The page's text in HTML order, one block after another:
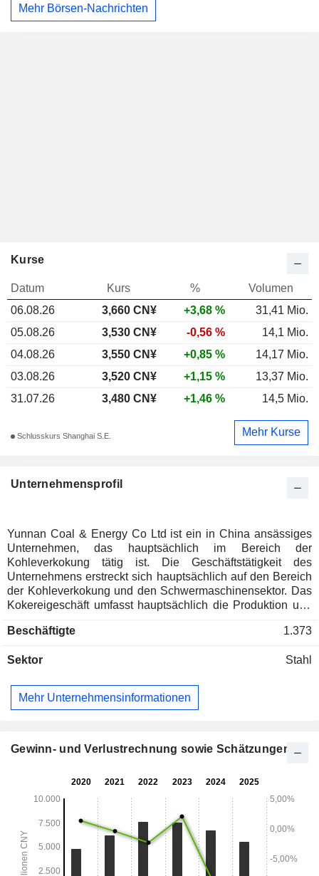
Mehr Börsen-Nachrichten
Unternehmensprofil
Yunnan Coal & Energy Co Ltd ist ein in China ansässiges
Unternehmen, das hauptsächlich im Bereich der
Kohleverkokung tätig ist. Die Geschäftstätigkeit des
Unternehmens erstreckt sich hauptsächlich auf den Bereich
der Kohleverkokung und den Schwermaschinensektor. Das
Kokereigeschäft umfasst hauptsächlich die Produktion und
Produkten. Das Hauptprodukt ist metallurgischer Koks, und
Teer, Methanol, Ammoniumsulfat, Schwefel und andere
hauptsächlich Hebe- und Transportmaschinen, die
Herstellung von Bergbau- und Hüttenausrüstungen,
seine Geschäfte hauptsächlich auf dem heimischen Markt.
Beschäftigte 1.373
Sektor Stahl
Mehr Unternehmensinformationen
Kurse
Datum Kurs %
Volumen
06.08.26
3,660 CN¥ +3,68 %
31,41 Mio.
05.08.26
3,530 CN¥ -0,56 %
14,1 Mio.
04.08.26
3,550 CN¥ +0,85 %
14,17 Mio.
03.08.26
3,520 CN¥ +1,15 %
13,37 Mio.
31.07.26
3,480 CN¥ +1,46 % 14,5 Mio.
Schlusskurs Shanghai S.E. Mehr Kurse
Gewinn- und Verlustrechnung sowie Schätzungen